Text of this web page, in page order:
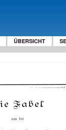
ÜBERSICHT